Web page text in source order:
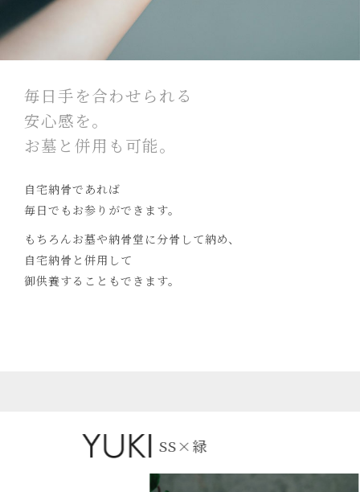
毎日手を合わせられる
安心感を。
お墓と併用も可能。
自宅納骨であれば
毎日でもお参りができます。
もちろんお墓や納骨堂に分骨して納め、
自宅納骨と併用して
御供養することもできます。
SS×緑